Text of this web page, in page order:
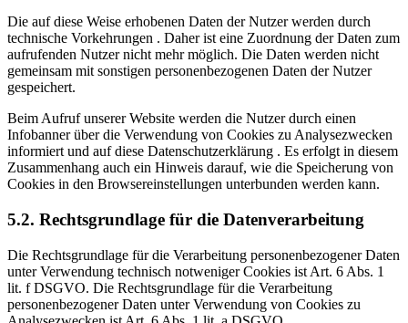
Die auf diese Weise erhobenen Daten der Nutzer werden durch
technische Vorkehrungen . Daher ist eine Zuordnung der Daten zum
aufrufenden Nutzer nicht mehr möglich. Die Daten werden nicht
gemeinsam mit sonstigen personenbezogenen Daten der Nutzer
gespeichert.
Beim Aufruf unserer Website werden die Nutzer durch einen
Infobanner über die Verwendung von Cookies zu Analysezwecken
informiert und auf diese Datenschutzerklärung . Es erfolgt in diesem
Zusammenhang auch ein Hinweis darauf, wie die Speicherung von
Cookies in den Browsereinstellungen unterbunden werden kann.
5.2. Rechtsgrundlage für die Datenverarbeitung
Die Rechtsgrundlage für die Verarbeitung personenbezogener Daten
unter Verwendung technisch notweniger Cookies ist Art. 6 Abs. 1
lit. f DSGVO. Die Rechtsgrundlage für die Verarbeitung
personenbezogener Daten unter Verwendung von Cookies zu